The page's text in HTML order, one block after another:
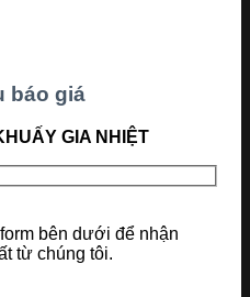
báo giá
GIA NHIỆT
bên dưới để nhận
từ chúng tôi.